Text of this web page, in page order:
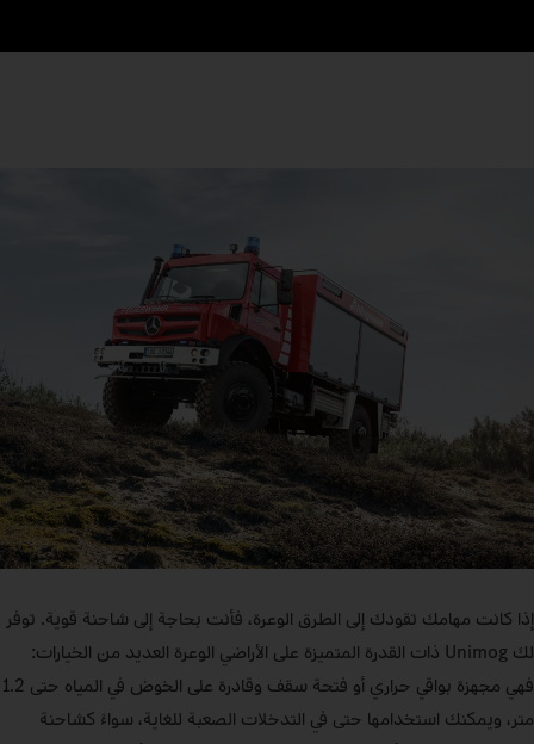
إذا كانت مهامك تقودك إلى الطرق الوعرة، فأنت بحاجة إلى شاحنة قوية. توفر
لك Unimog ذات القدرة المتميزة على الأراضي الوعرة العديد من الخيارات:
فهي مجهزة بواقي حراري أو فتحة سقف وقادرة على الخوض في المياه حتى 1.2
متر، ويمكنك استخدامها حتى في التدخلات الصعبة للغاية، سواءً كشاحنة